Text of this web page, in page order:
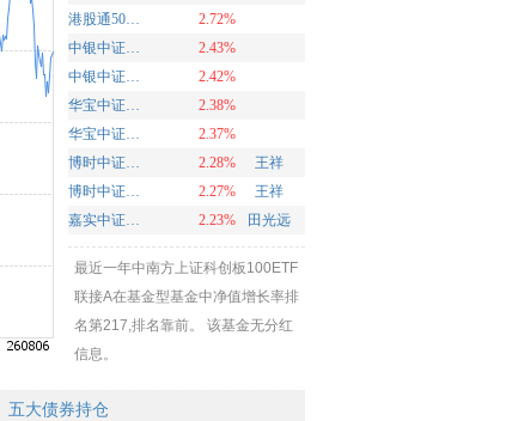
港股通50ETF联接A
2.72%
中银中证100ETF联接基金C
2.43%
中银中证100ETF联接基金A
2.42%
华宝中证智能制造主题ETF发起式联接A
2.38%
华宝中证智能制造主题ETF发起式联接C
2.37%
博时中证油气资源ETF发起式联接C
2.28%
王祥
博时中证油气资源ETF发起式联接A
2.27%
王祥
嘉实中证软件服务ETF联接A
2.23% 田光远
最近一年中南方上证科创板100ETF
联接A在基金型基金中净值增长率排
名第217,排名靠前。 该基金无分红
信息。
五大债券持仓